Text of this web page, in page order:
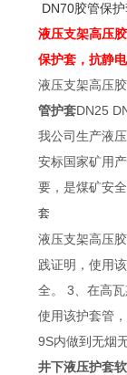
DN70胶管保
液压支架高压
保护套，抗静
液压支架高压
管护套DN25
我公司生产液
安标国家矿用
要，是煤矿安
套
液压支架高压
践证明，使用
全。 3、在高
使用该护套管
9S内做到无烟
井下液压护套